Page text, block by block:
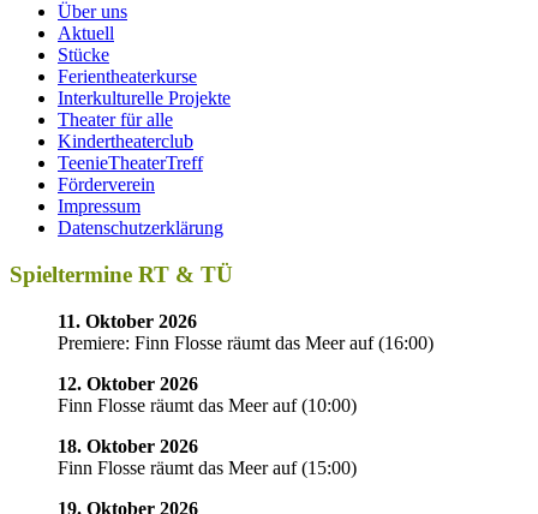
Über uns
Aktuell
Stücke
Ferientheaterkurse
Interkulturelle Projekte
Theater für alle
Kindertheaterclub
TeenieTheaterTreff
Förderverein
Impressum
Datenschutzerklärung
Spieltermine RT & TÜ
11. Oktober 2026
Premiere: Finn Flosse räumt das Meer auf(16:00)
12. Oktober 2026
Finn Flosse räumt das Meer auf(10:00)
18. Oktober 2026
Finn Flosse räumt das Meer auf(15:00)
19. Oktober 2026